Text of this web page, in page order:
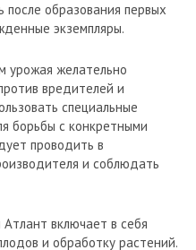
образования первых
экземпляры.
урожая желательно
вредителей и
специальные
борьбы с конкретными
проводить в
и соблюдать
включает в себя
и обработку растений.